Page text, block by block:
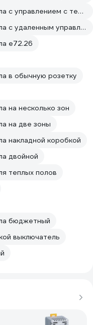
Терморегулятор для теплого пола с управлением с телефона
Терморегулятор для теплого пола с удаленным управлением
е72.26
в обычную розетку
на несколько зон
на две зоны
накладной коробкой
двойной
теплых полов
бюджетный
выключатель